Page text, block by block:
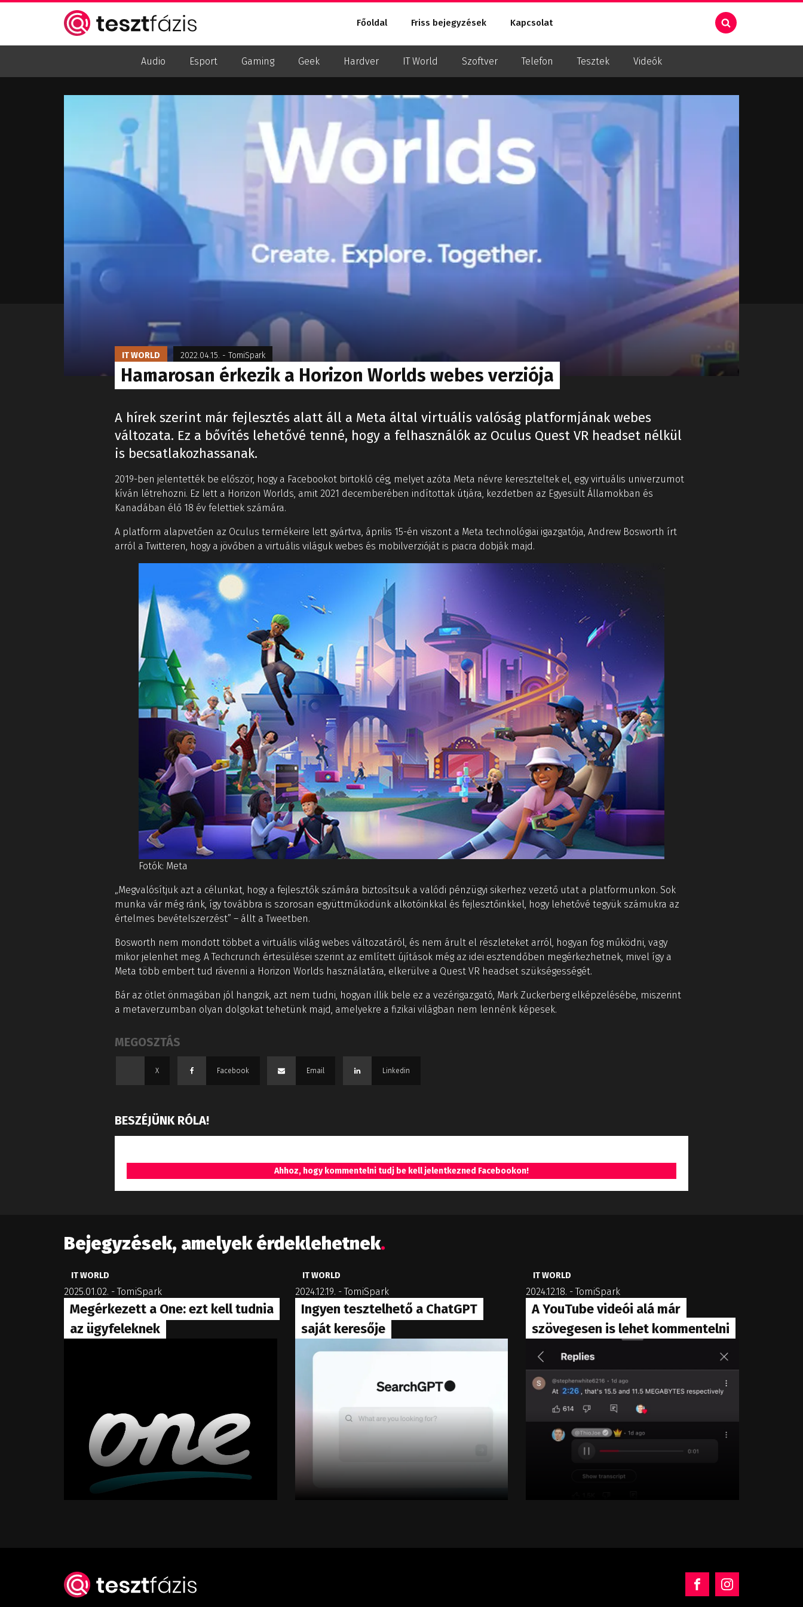
Főoldal Friss bejegyzések Kapcsolat
Audio Esport Gaming Geek Hardver IT World Szoftver Telefon Tesztek Videók
IT WORLD 2022.04.15. - TomiSpark
Hamarosan érkezik a Horizon Worlds webes verziója
A hírek szerint már fejlesztés alatt áll a Meta által virtuális valóság platformjának webes
változata. Ez a bővítés lehetővé tenné, hogy a felhasználók az Oculus Quest VR headset nélkül
is becsatlakozhassanak.
2019-ben jelentették be először, hogy a Facebookot birtokló cég, melyet azóta Meta névre kereszteltek el, egy virtuális univerzumot
kíván létrehozni. Ez lett a Horizon Worlds, amit 2021 decemberében indítottak útjára, kezdetben az Egyesült Államokban és
Kanadában élő 18 év felettiek számára.
A platform alapvetően az Oculus termékeire lett gyártva, április 15-én viszont a Meta technológiai igazgatója, Andrew Bosworth írt
arról a Twitteren, hogy a jövőben a virtuális világuk webes és mobilverzióját is piacra dobják majd.
Fotók: Meta
„Megvalósítjuk azt a célunkat, hogy a fejlesztők számára biztosítsuk a valódi pénzügyi sikerhez vezető utat a platformunkon. Sok
munka vár még ránk, így továbbra is szorosan együttműködünk alkotóinkkal és fejlesztőinkkel, hogy lehetővé tegyük számukra az
értelmes bevételszerzést” – állt a Tweetben.
Bosworth nem mondott többet a virtuális világ webes változatáról, és nem árult el részleteket arról, hogyan fog működni, vagy
mikor jelenhet meg. A Techcrunch értesülései szerint az említett újítások még az idei esztendőben megérkezhetnek, mivel így a
Meta több embert tud rávenni a Horizon Worlds használatára, elkerülve a Quest VR headset szükségességét.
Bár az ötlet önmagában jól hangzik, azt nem tudni, hogyan illik bele ez a vezérigazgató, Mark Zuckerberg elképzelésébe, miszerint
a metaverzumban olyan dolgokat tehetünk majd, amelyekre a fizikai világban nem lennénk képesek.
MEGOSZTÁS
X Facebook Email Linkedin
BESZÉJÜNK RÓLA!
Ahhoz, hogy kommentelni tudj be kell jelentkezned Facebookon!
Bejegyzések, amelyek érdeklehetnek.
IT WORLD
2025.01.02. -TomiSpark
Megérkezett a One: ezt kell tudnia
az ügyfeleknek
IT WORLD
2024.12.19. -TomiSpark
Ingyen tesztelhető a ChatGPT
saját keresője
IT WORLD
2024.12.18. -TomiSpark
A YouTube videói alá már
szövegesen is lehet kommentelni